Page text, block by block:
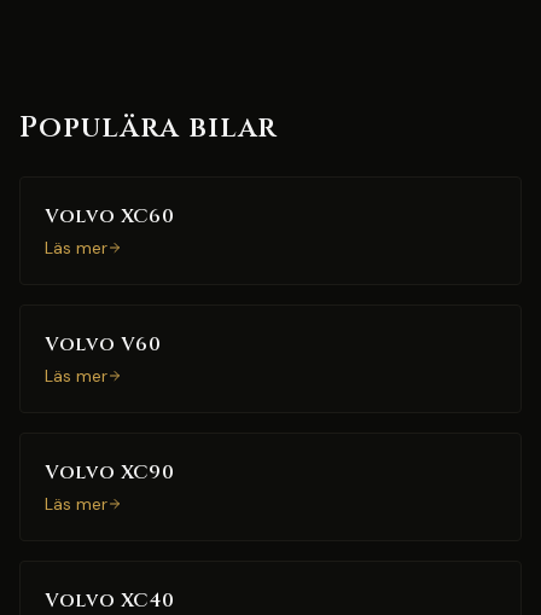
Populära bilar
Volvo XC60
Läs mer
Volvo V60
Läs mer
Volvo XC90
Läs mer
Volvo XC40